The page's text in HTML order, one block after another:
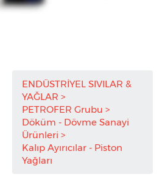
ENDÜSTRİYEL SIVILAR &
YAĞLAR
PETROFER Grubu
Döküm - Dövme Sanayi
Ürünleri
Kalıp Ayırıcılar - Piston
Yağları